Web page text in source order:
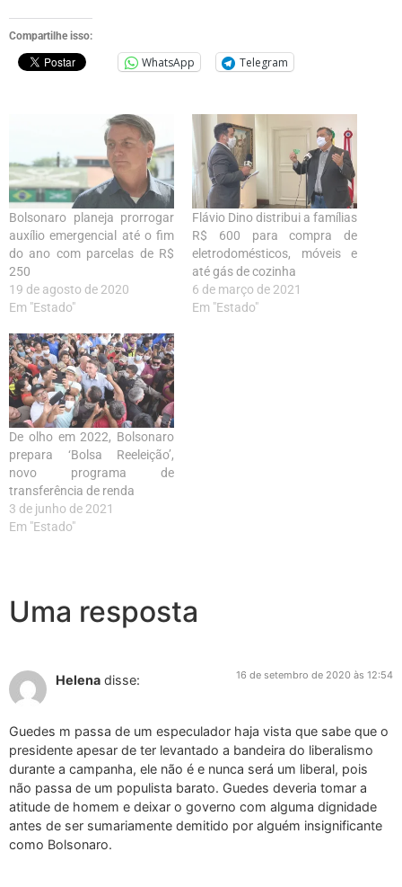
Compartilhe isso:
WhatsApp Telegram
Bolsonaro planeja prorrogar
auxílio emergencial até o fim
do ano com parcelas de R$
250
19 de agosto de 2020
Em "Estado"
Flávio Dino distribui a famílias
R$ 600 para compra de
eletrodomésticos, móveis e
até gás de cozinha
6 de março de 2021
Em "Estado"
De olho em 2022, Bolsonaro
prepara ‘Bolsa Reeleição’,
novo programa de
transferência de renda
3 de junho de 2021
Em "Estado"
Uma resposta
Helena disse: 16 de setembro de 2020 às 12:54
Guedes m passa de um especulador haja vista que sabe que o
presidente apesar de ter levantado a bandeira do liberalismo
durante a campanha, ele não é e nunca será um liberal, pois
não passa de um populista barato. Guedes deveria tomar a
atitude de homem e deixar o governo com alguma dignidade
antes de ser sumariamente demitido por alguém insignificante
como Bolsonaro.